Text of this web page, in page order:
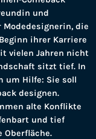
und
Modedesignerin, die
ihrer Karriere
vielen Jahren nicht
sitzt tief. In
um Hilfe: Sie soll
designen.
alte Konflikte
und tief
Oberfläche.